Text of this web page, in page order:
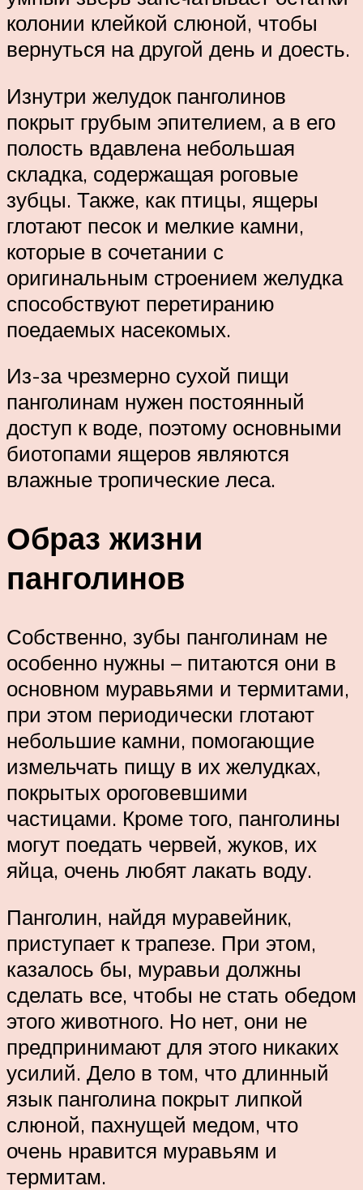
колонии клейкой слюной, чтобы
вернуться на другой день и доесть.
Изнутри желудок панголинов
покрыт грубым эпителием, а в его
полость вдавлена небольшая
складка, содержащая роговые
зубцы. Также, как птицы, ящеры
глотают песок и мелкие камни,
которые в сочетании с
оригинальным строением желудка
способствуют перетиранию
поедаемых насекомых.
Из-за чрезмерно сухой пищи
панголинам нужен постоянный
доступ к воде, поэтому основными
биотопами ящеров являются
влажные тропические леса.
Образ жизни
панголинов
Собственно, зубы панголинам не
особенно нужны – питаются они в
основном муравьями и термитами,
при этом периодически глотают
небольшие камни, помогающие
измельчать пищу в их желудках,
покрытых ороговевшими
частицами. Кроме того, панголины
могут поедать червей, жуков, их
яйца, очень любят лакать воду.
Панголин, найдя муравейник,
приступает к трапезе. При этом,
казалось бы, муравьи должны
сделать все, чтобы не стать обедом
этого животного. Но нет, они не
предпринимают для этого никаких
усилий. Дело в том, что длинный
язык панголина покрыт липкой
слюной, пахнущей медом, что
очень нравится муравьям и
термитам.